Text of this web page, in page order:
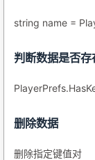
string name =
判断数据是否存
删除数据
删除指定键值对